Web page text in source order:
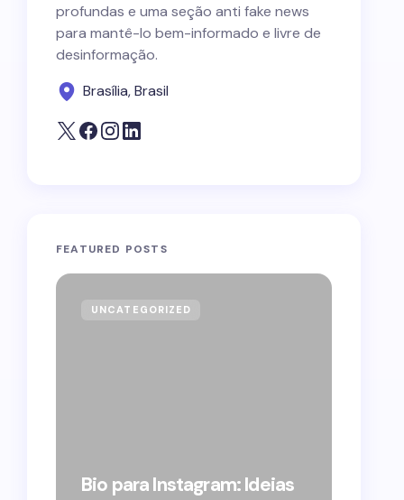
profundas e uma seção anti fake news
para mantê-lo bem-informado e livre de
desinformação.
Brasília, Brasil
FEATURED POSTS
UNCATEGORIZED
Bio para Instagram: Ideias